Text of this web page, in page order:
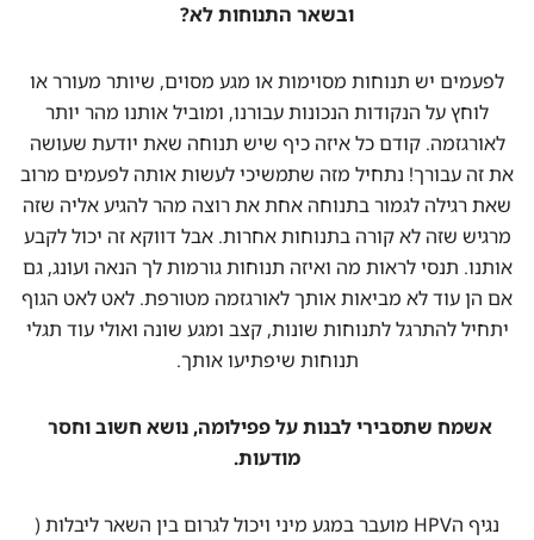
ובשאר התנוחות לא?
לפעמים יש תנוחות מסוימות או מגע מסוים, שיותר מעורר או
לוחץ על הנקודות הנכונות עבורנו, ומוביל אותנו מהר יותר
לאורגזמה. קודם כל איזה כיף שיש תנוחה שאת יודעת שעושה
את זה עבורך! נתחיל מזה שתמשיכי לעשות אותה לפעמים מרוב
שאת רגילה לגמור בתנוחה אחת את רוצה מהר להגיע אליה שזה
מרגיש שזה לא קורה בתנוחות אחרות. אבל דווקא זה יכול לקבע
אותנו. תנסי לראות מה ואיזה תנוחות גורמות לך הנאה ועונג, גם
אם הן עוד לא מביאות אותך לאורגזמה מטורפת. לאט לאט הגוף
יתחיל להתרגל לתנוחות שונות, קצב ומגע שונה ואולי עוד תגלי
תנוחות שיפתיעו אותך.
אשמח שתסבירי לבנות על פפילומה, נושא חשוב וחסר
מודעות.
נגיף הHPV מועבר במגע מיני ויכול לגרום בין השאר ליבלות (